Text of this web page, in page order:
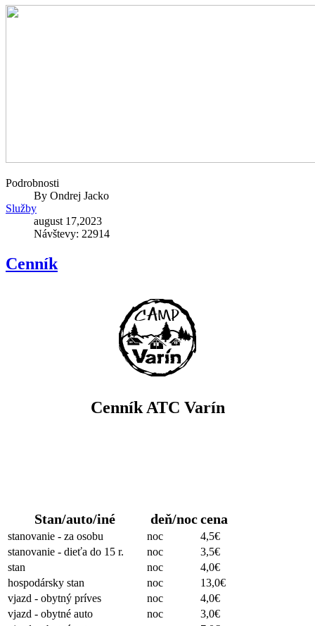
Podrobnosti
By Ondrej Jacko
Služby
august 17,2023
Návštevy: 22914
Cenník
Cenník ATC Varín
Stan/auto/iné deň/noccena
stanovanie - za osobu noc
4,5€
stanovanie - dieťa do 15 r.
noc
3,5€
stan
noc
4,0€
hospodársky stan
noc
13,0€
vjazd - obytný príves
noc
4,0€
vjazd - obytné auto
noc
3,0€